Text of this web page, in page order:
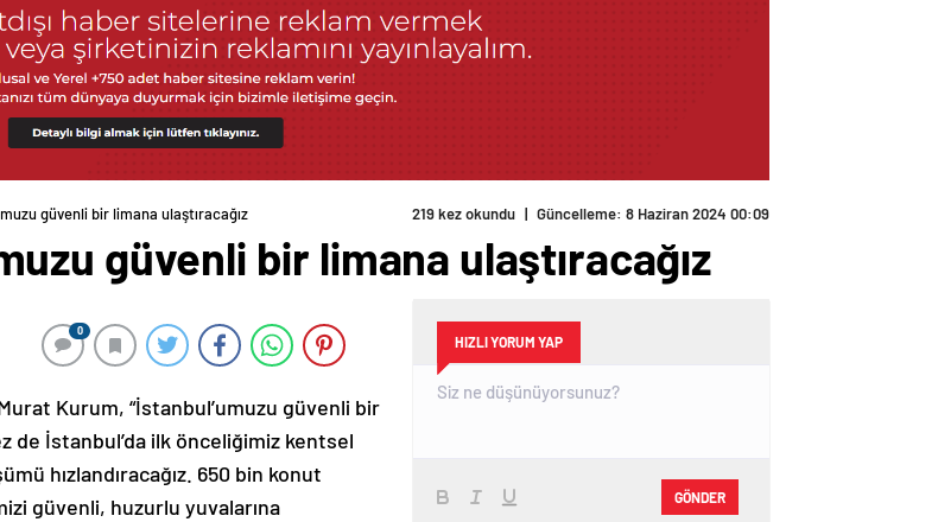
güvenli bir limana ulaştıracağız 219 kez okundu | Güncelleme: 8 Haziran 2024 00:09
güvenli bir limana ulaştıracağız
0
Kurum, “İstanbul’umuzu güvenli bir
de İstanbul’da ilk önceliğimiz kentsel
hızlandıracağız. 650 bin konut
güvenli, huzurlu yuvalarına
HIZLI YORUM YAP
GÖNDER